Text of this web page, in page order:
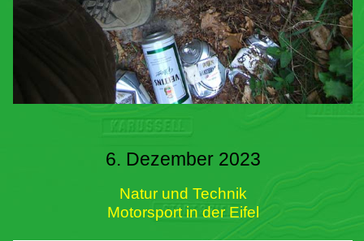
6. Dezember 2023
Natur und Technik
Motorsport in der Eifel